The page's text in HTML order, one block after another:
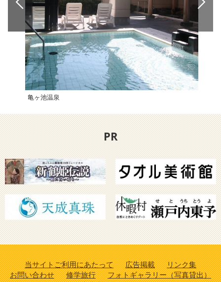
亀ヶ池温泉
PR
当サイトご利用にあたって 広告掲載
リンク集
お問い合わせ
修学旅行
フォトギャラリー（写真貸出）